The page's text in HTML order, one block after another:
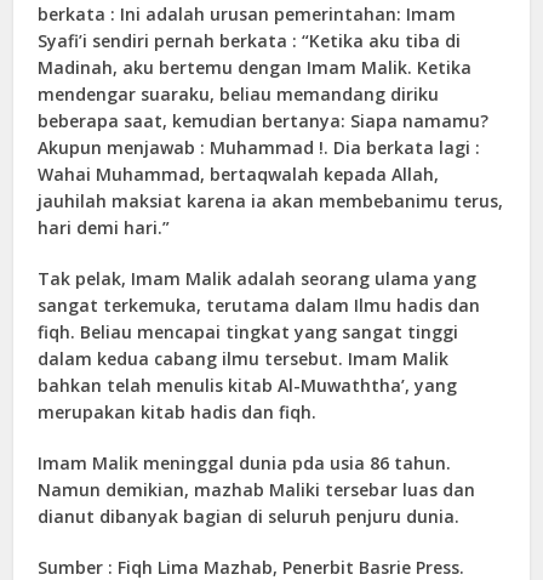
berkata : Ini adalah urusan pemerintahan: Imam
Syafi’i sendiri pernah berkata : “Ketika aku tiba di
Madinah, aku bertemu dengan Imam Malik. Ketika
mendengar suaraku, beliau memandang diriku
beberapa saat, kemudian bertanya: Siapa namamu?
Akupun menjawab : Muhammad !. Dia berkata lagi :
Wahai Muhammad, bertaqwalah kepada Allah,
jauhilah maksiat karena ia akan membebanimu terus,
hari demi hari.”
Tak pelak, Imam Malik adalah seorang ulama yang
sangat terkemuka, terutama dalam Ilmu hadis dan
fiqh. Beliau mencapai tingkat yang sangat tinggi
dalam kedua cabang ilmu tersebut. Imam Malik
bahkan telah menulis kitab Al-Muwaththa’, yang
merupakan kitab hadis dan fiqh.
Imam Malik meninggal dunia pda usia 86 tahun.
Namun demikian, mazhab Maliki tersebar luas dan
dianut dibanyak bagian di seluruh penjuru dunia.
Sumber : Fiqh Lima Mazhab, Penerbit Basrie Press.